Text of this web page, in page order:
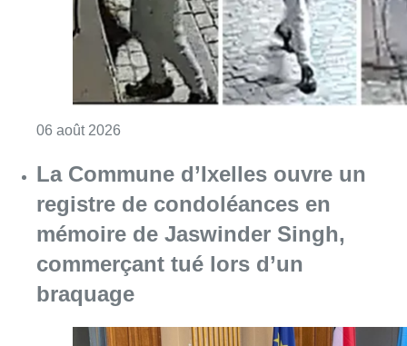
06 août 2026
La Commune d’Ixelles ouvre un
registre de condoléances en
mémoire de Jaswinder Singh,
commerçant tué lors d’un
braquage